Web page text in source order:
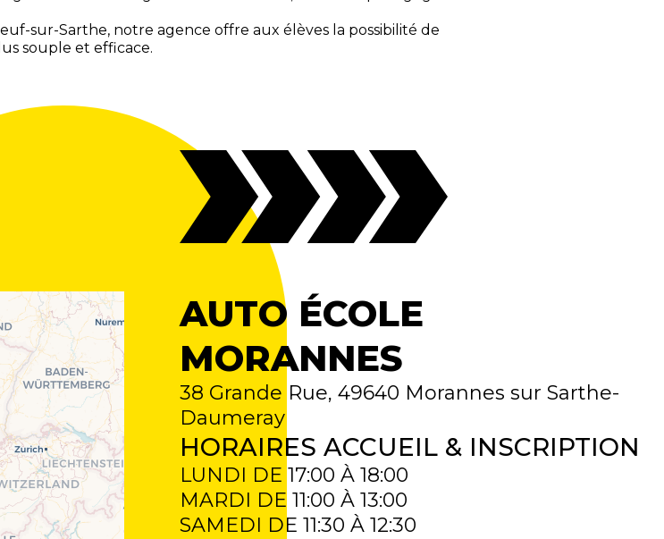
sur-Sarthe, notre agence offre aux élèves la possibilité de
souple et efficace.
AUTO ÉCOLE
MORANNES
38 Grande Rue, 49640 Morannes sur Sarthe-
Daumeray
HORAIRES ACCUEIL & INSCRIPTION
LUNDI DE 17:00 À 18:00
MARDI DE 11:00 À 13:00
SAMEDI DE 11:30 À 12:30